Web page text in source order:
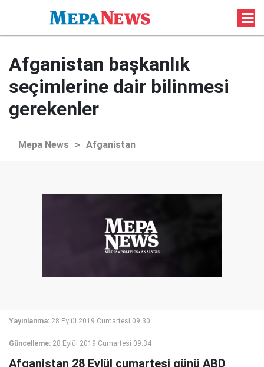
Afganistan başkanlık
seçimlerine dair bilinmesi
gerekenler
Mepa News > Afganistan
Yayınlanma: 28 Eylül 2019 Cumartesi 09:30
Güncelleme: 28 Eylül 2019 Cumartesi 09:34
Afganistan 28 Eylül cumartesi günü ABD